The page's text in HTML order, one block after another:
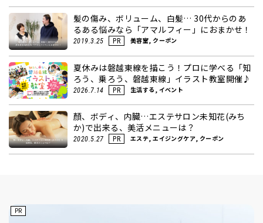
髪の傷み、ボリューム、白髪… 30代からのあ
るある悩みなら「アマルフィー」におまかせ！
2019.3.25 PR 美容室, クーポン
夏休みは磐越東線を描こう！プロに学べる「知
ろう、乗ろう、磐越東線」イラスト教室開催♪
2026.7.14 PR 生活する, イベント
顏、ボディ、内臓…エステサロン未知花(みち
か)で出来る、美活メニューは？
2020.5.27 PR エステ, エイジングケア, クーポン
PR